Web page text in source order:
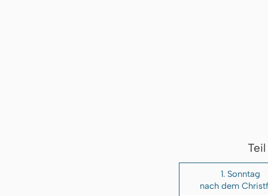
1. Sonntag
nach dem